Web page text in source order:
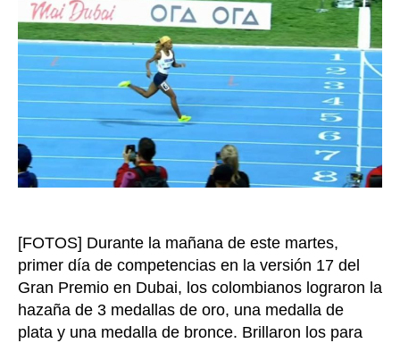
de
en
el
Prix
de
Para
en
[FOTOS] Durante la mañana de este martes,
primer día de competencias en la versión 17 del
Gran Premio en Dubai, los colombianos lograron la
hazaña de 3 medallas de oro, una medalla de
plata y una medalla de bronce. Brillaron los para